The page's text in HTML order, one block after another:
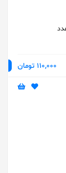
110,000 تومان